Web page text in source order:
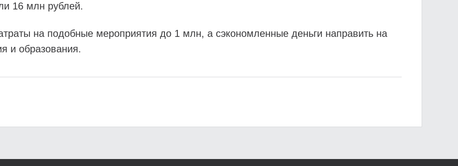
16 млн рублей.
на подобные мероприятия до 1 млн, а сэкономленные деньги направить на
и образования.